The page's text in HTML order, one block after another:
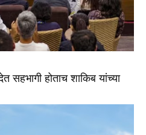
सहभागी होताच शाकिब यांच्या